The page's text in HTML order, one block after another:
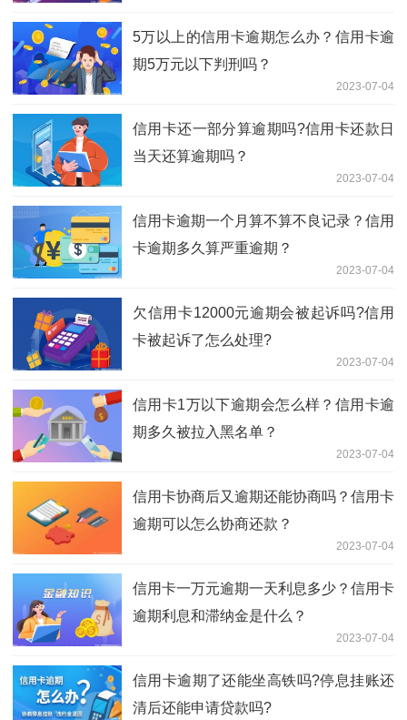
5万以上的信用卡逾期怎么办？信用卡逾
期5万元以下判刑吗？
2023-07-04
信用卡还一部分算逾期吗?信用卡还款日
当天还算逾期吗？
2023-07-04
信用卡逾期一个月算不算不良记录？信用
卡逾期多久算严重逾期？
2023-07-04
欠信用卡12000元逾期会被起诉吗?信用
卡被起诉了怎么处理?
2023-07-04
信用卡1万以下逾期会怎么样？信用卡逾
期多久被拉入黑名单？
2023-07-04
信用卡协商后又逾期还能协商吗？信用卡
逾期可以怎么协商还款？
2023-07-04
信用卡一万元逾期一天利息多少？信用卡
逾期利息和滞纳金是什么？
2023-07-04
信用卡逾期了还能坐高铁吗?停息挂账还
清后还能申请贷款吗?